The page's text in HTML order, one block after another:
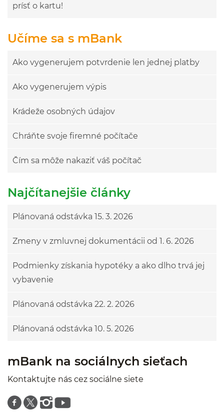
prísť o kartu!
Učíme sa s mBank
Ako vygenerujem potvrdenie len jednej platby
Ako vygenerujem výpis
Krádeže osobných údajov
Chráňte svoje firemné počítače
Čím sa môže nakaziť váš počítač
Najčítanejšie články
Plánovaná odstávka 15. 3. 2026
Zmeny v zmluvnej dokumentácii od 1. 6. 2026
Podmienky získania hypotéky a ako dlho trvá jej
vybavenie
Plánovaná odstávka 22. 2. 2026
Plánovaná odstávka 10. 5. 2026
mBank na sociálnych sieťach
Kontaktujte nás cez sociálne siete
Znajdź nas na facebooku
Znajdź nas na twitterze
Znajdź nas na instagramie
Znajdź nas na youtube